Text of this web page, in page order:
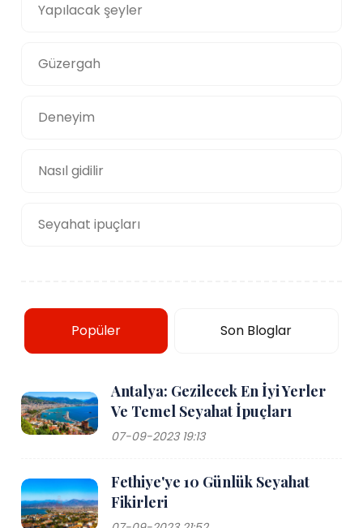
Yapılacak şeyler
Güzergah
Deneyim
Nasıl gidilir
Seyahat ipuçları
Popüler Son Bloglar
Antalya: Gezilecek En İyi Yerler
Ve Temel Seyahat İpuçları
07-09-2023 19:13
Fethiye'ye 10 Günlük Seyahat
Fikirleri